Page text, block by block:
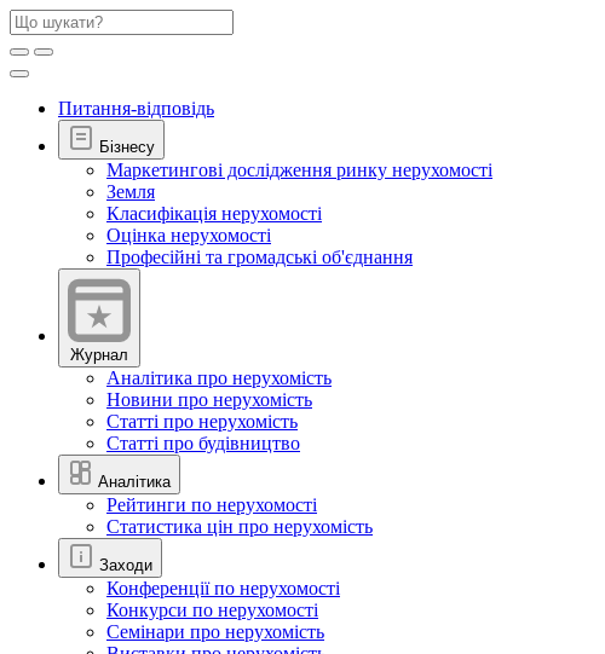
Питання-відповідь
Бізнесу
Маркетингові дослідження ринку нерухомості
Земля
Класифікація нерухомості
Оцінка нерухомості
Професійні та громадські об'єднання
Журнал
Аналітика про нерухомість
Новини про нерухомість
Статті про нерухомість
Статті про будівництво
Аналітика
Рейтинги по нерухомості
Статистика цін про нерухомість
Заходи
Конференції по нерухомості
Конкурси по нерухомості
Семінари про нерухомість